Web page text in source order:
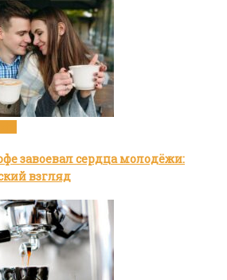
завоевал сердца молодёжи:
взгляд